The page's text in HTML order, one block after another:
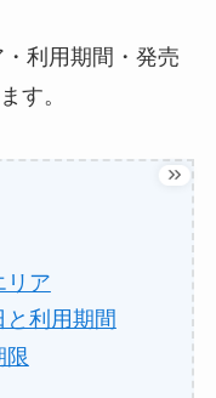
利用期間・発売
す。
リア
利用期間
限